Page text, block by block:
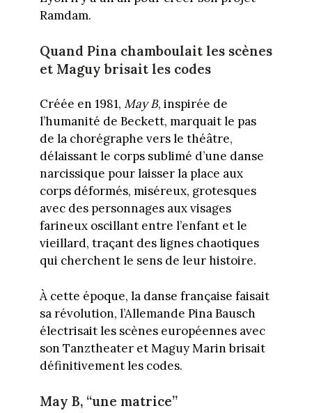
Ramdam.
Quand Pina chamboulait les scènes
et Maguy brisait les codes
Créée en 1981, May B, inspirée de
l’humanité de Beckett, marquait le pas
de la chorégraphe vers le théâtre,
délaissant le corps sublimé d’une danse
narcissique pour laisser la place aux
corps déformés, miséreux, grotesques
avec des personnages aux visages
farineux oscillant entre l’enfant et le
vieillard, traçant des lignes chaotiques
qui cherchent le sens de leur histoire.
À cette époque, la danse française faisait
sa révolution, l’Allemande Pina Bausch
électrisait les scènes européennes avec
son Tanztheater et Maguy Marin brisait
définitivement les codes.
May B, “une matrice”